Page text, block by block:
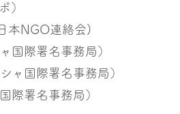
）
本NGO連絡会)
国際署名事務局）
ャ国際署名事務局）
際署名事務局）